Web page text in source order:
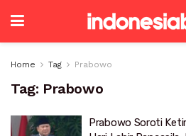
Home Tag Prabowo
Tag: Prabowo
Prabowo Soroti